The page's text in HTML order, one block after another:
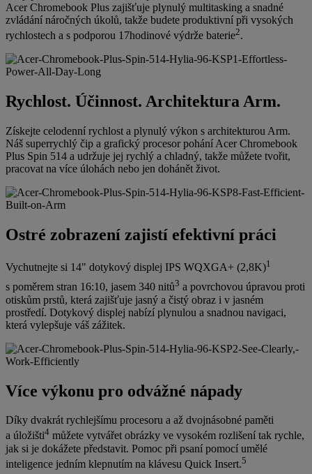
Acer Chromebook Plus zajišťuje plynulý multitasking a snadné
zvládání náročných úkolů, takže budete produktivní při vysokých
rychlostech a s podporou 17hodinové výdrže baterie2.
Rychlost. Účinnost. Architektura Arm.
Získejte celodenní rychlost a plynulý výkon s architekturou Arm.
Náš superrychlý čip a grafický procesor pohání Acer Chromebook
Plus Spin 514 a udržuje jej rychlý a chladný, takže můžete tvořit,
pracovat na více úlohách nebo jen dohánět život.
Ostré zobrazení zajistí efektivní práci
Vychutnejte si 14" dotykový displej IPS WQXGA+ (2,8K)1
s poměrem stran 16:10, jasem 340 nitů3 a povrchovou úpravou proti
otiskům prstů, která zajišťuje jasný a čistý obraz i v jasném
prostředí. Dotykový displej nabízí plynulou a snadnou navigaci,
která vylepšuje váš zážitek.
Více výkonu pro odvážné nápady
Díky dvakrát rychlejšímu procesoru a až dvojnásobné paměti
a úložišti4 můžete vytvářet obrázky ve vysokém rozlišení tak rychle,
jak si je dokážete představit. Pomoc při psaní pomocí umělé
inteligence jedním klepnutím na klávesu Quick Insert.5